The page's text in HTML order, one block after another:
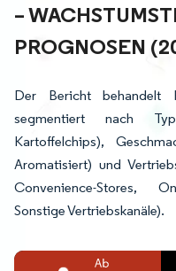
ROGNOSEN
Der Bericht
segmentiert nach
Kartoffelchips),
Aromatisiert) und
Convenience-Stores,
Sonstige Vertriebskanäle).